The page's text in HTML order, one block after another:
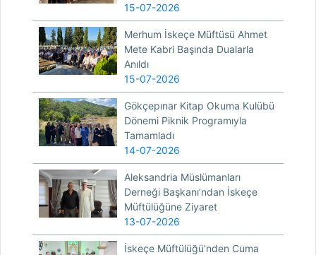
15-07-2026
Merhum İskeçe Müftüsü Ahmet
Mete Kabri Başında Dualarla
Anıldı
15-07-2026
Gökçepınar Kitap Okuma Kulübü
Dönemi Piknik Programıyla
Tamamladı
14-07-2026
Aleksandria Müslümanları
Derneği Başkanı’ndan İskeçe
Müftülüğüne Ziyaret
13-07-2026
İskeçe Müftülüğü’nden Cuma